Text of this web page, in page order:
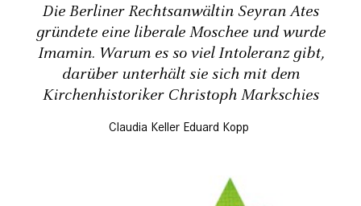
Die Berliner Rechtsanwältin Seyran Ates
gründete eine liberale Moschee und wurde
Imamin. Warum es so viel Intoleranz gibt,
darüber unterhält sie sich mit dem
Kirchenhistoriker Christoph Markschies
Claudia Keller Eduard Kopp